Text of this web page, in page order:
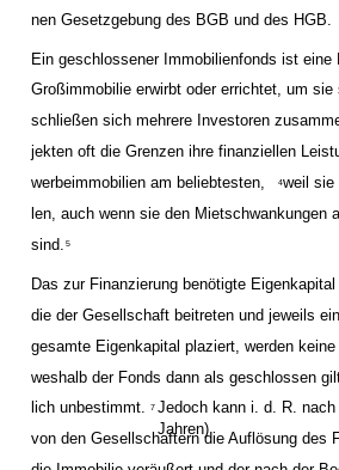
nen Gesetzgebung des BGB und des HGB.
Ein geschlossener Immobilienfonds ist
Großimmobilie erwirbt oder errichtet, um
schließen sich mehrere Investoren
jekten oft die Grenzen ihre finanziellen
werbeimmobilien am beliebtesten,
4weil sie
len, auch wenn sie den
sind.
5
Das zur Finanzierung benötigte
die der Gesellschaft beitreten und jeweils
gesamte Eigenkapital plaziert, werden
weshalb der Fonds dann als geschlossen
lich unbestimmt. 7 Jedoch kann i. d. R.
Jahren)
von den Gesellschaftern die Auflösung des